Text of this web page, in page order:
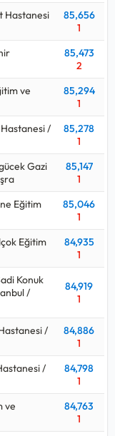
için açılan kurum
göre
Kpss P94
- Patolojik
Anatomi için kaç
Anatomi
aşağıdaki tabloda
maaşı aralığı
hizmetler /
Hastanesi
85,656
1
85,473
2
ve
85,294
1
Hastanesi /
85,278
1
Gazi
85,147
1
Eğitim
85,046
1
Eğitim
84,935
1
Konuk
/
84,919
1
/
84,886
1
/
84,798
1
ve
84,763
1